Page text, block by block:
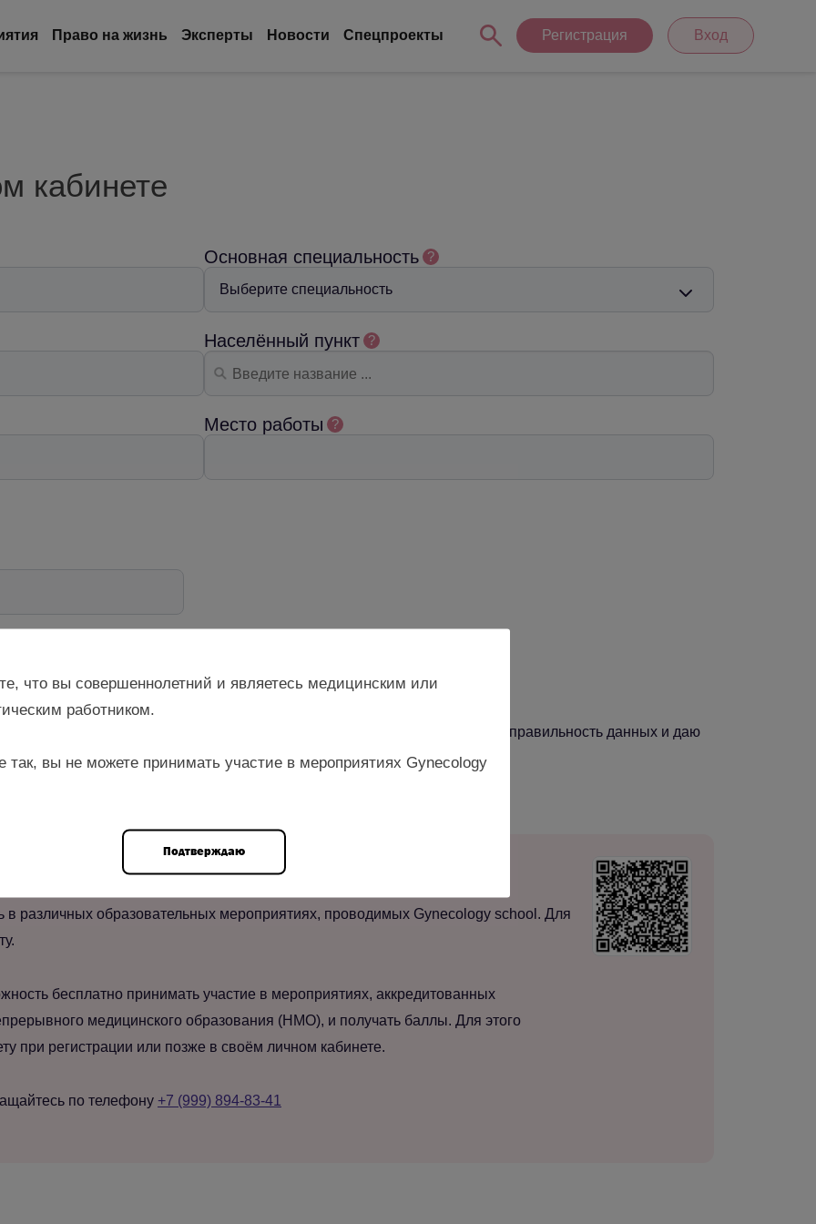
Право на жизнь Эксперты Новости Спецпроекты Регистрация Вход
кабинете
Основная специальность ?
Населённый пункт ?
Место работы ?
, подтверждаю правильность данных и даю
от ресурса Gynecology school
вы получаете доступ ко всем материалам новостной ленты и архиву
в различных образовательных мероприятиях, проводимых Gynecology school. Для
бесплатно принимать участие в мероприятиях, аккредитованных
медицинского образования (НМО), и получать баллы. Для этого
при регистрации или позже в своём личном кабинете.
по телефону +7 (999) 894-83-41
что вы совершеннолетний и являетесь медицинским или
работником.
так, вы не можете принимать участие в мероприятиях Gynecology
Подтверждаю